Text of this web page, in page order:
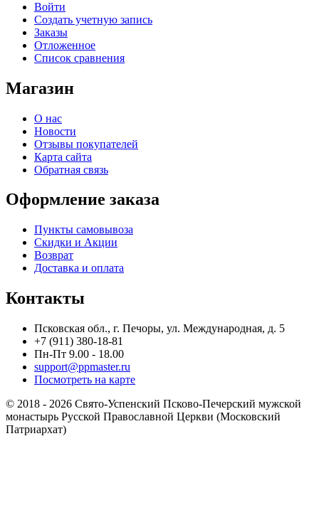
Войти
Создать учетную запись
Заказы
Отложенное
Список сравнения
Магазин
О нас
Новости
Отзывы покупателей
Карта сайта
Обратная связь
Оформление заказа
Пункты самовывоза
Скидки и Акции
Возврат
Доставка и оплата
Контакты
Псковская обл., г. Печоры, ул. Международная, д. 5
+7 (911) 380-18-81
Пн-Пт 9.00 - 18.00
support@ppmaster.ru
Посмотреть на карте
© 2018 - 2026 Свято-Успенский Псково-Печерский мужской
монастырь Русской Православной Церкви (Московский
Патриархат)